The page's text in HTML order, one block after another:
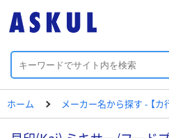
ホーム メーカー名から探す - 【カ